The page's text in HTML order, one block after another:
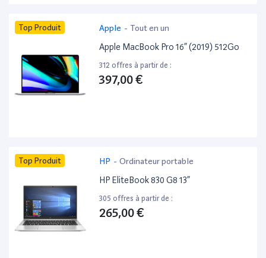
Top Produit Apple - Tout en un
Apple MacBook Pro 16” (2019) 512Go
312 offres à partir de :
397,00 €
Top Produit HP - Ordinateur portable
HP EliteBook 830 G8 13”
305 offres à partir de :
265,00 €